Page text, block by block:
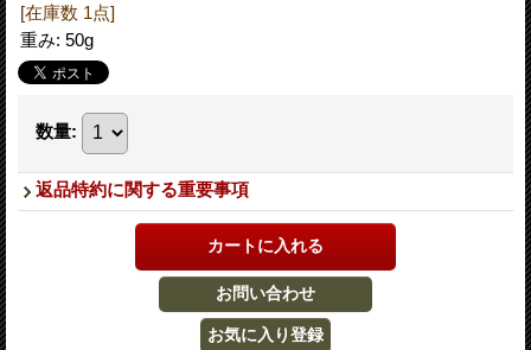
[在庫数 1点]
重み: 50g
数量:
返品特約に関する重要事項